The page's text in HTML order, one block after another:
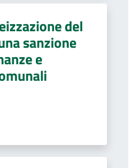
del
sanzione
e